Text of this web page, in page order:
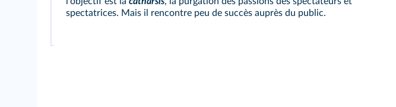
spectatrices. Mais il rencontre peu de succès auprès du public.